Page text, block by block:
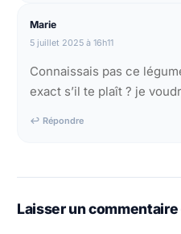
Marie
5 juillet 2025 à 16h11
Connaissais pas ce
exact s’il te plaît ? je
↩ Répondre
Laisser un